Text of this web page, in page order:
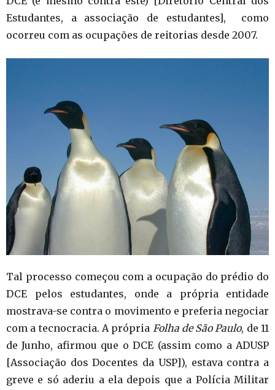
Estudantes, a associação de estudantes], como
ocorreu com as ocupações de reitorias desde 2007.
Tal processo começou com a ocupação do prédio do
DCE pelos estudantes, onde a própria entidade
mostrava-se contra o movimento e preferia negociar
com a tecnocracia. A própria Folha de São Paulo, de 11
de Junho, afirmou que o DCE (assim como a ADUSP
[Associação dos Docentes da USP]), estava contra a
greve e só aderiu a ela depois que a Polícia Militar